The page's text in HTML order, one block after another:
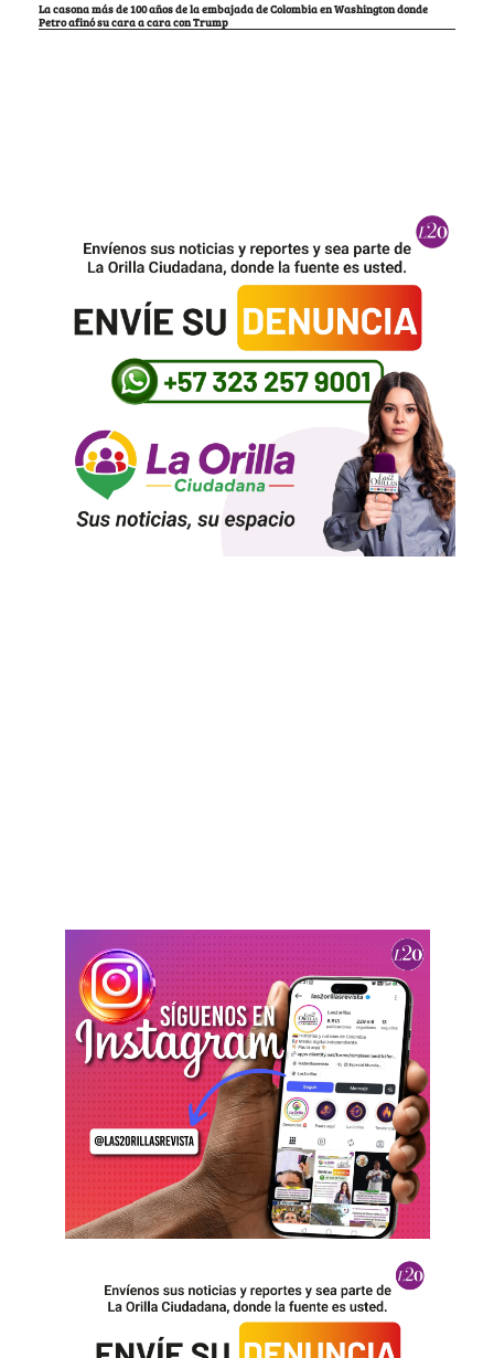
La casona más de 100 años de la embajada de Colombia en Washington donde
Petro afinó su cara a cara con Trump